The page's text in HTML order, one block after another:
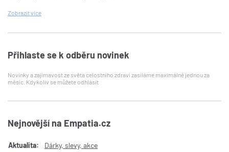
Zobrazitvíce
Přihlaste se k odběru novinek
Novinky a zajímavost ze světa celostního zdraví zasíláme maximálně jednou za
měsíc. Kdykoliv se můžete odhlásit
Nejnovější na Empatia.cz
Aktualita:
Dárky, slevy, akce